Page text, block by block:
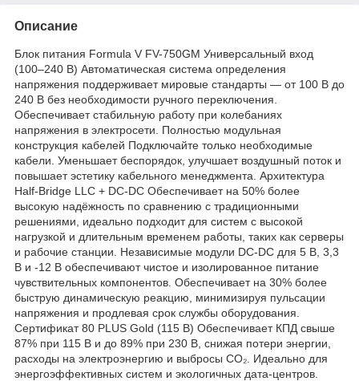
Описание
Блок питания Formula V FV-750GM Универсальный вход
(100–240 В) Автоматическая система определения
напряжения поддерживает мировые стандарты — от 100 В до
240 В без необходимости ручного переключения.
Обеспечивает стабильную работу при колебаниях
напряжения в электросети. Полностью модульная
конструкция кабелей Подключайте только необходимые
кабели. Уменьшает беспорядок, улучшает воздушный поток и
повышает эстетику кабельного менеджмента. Архитектура
Half-Bridge LLC + DC-DC Обеспечивает на 50% более
высокую надёжность по сравнению с традиционными
решениями, идеально подходит для систем с высокой
нагрузкой и длительным временем работы, таких как серверы
и рабочие станции. Независимые модули DC-DC для 5 В, 3,3
В и -12 В обеспечивают чистое и изолированное питание
чувствительных компонентов. Обеспечивает на 30% более
быструю динамическую реакцию, минимизируя пульсации
напряжения и продлевая срок службы оборудования.
Сертификат 80 PLUS Gold (115 В) Обеспечивает КПД свыше
87% при 115 В и до 89% при 230 В, снижая потери энергии,
расходы на электроэнергию и выбросы CO₂. Идеально для
энергоэффективных систем и экологичных дата-центров.